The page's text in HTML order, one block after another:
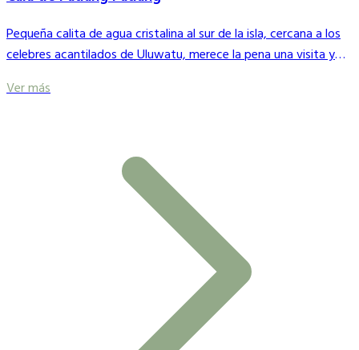
Pequeña calita de agua cristalina al sur de la isla, cercana a los
celebres acantilados de Uluwatu, merece la pena una visita y
Ver más